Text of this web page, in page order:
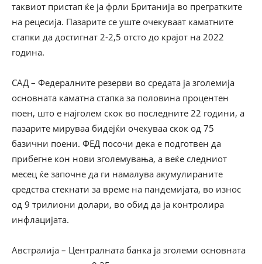
таквиот пристап ќе ја фрли Британија во прегратките
на рецесија. Пазарите се уште очекуваат каматните
стапки да достигнат 2-2,5 отсто до крајот на 2022
година.
САД – Федералните резерви во средата ја зголемија
основната каматна стапка за половина процентен
поен, што е најголем скок во последните 22 години, а
пазарите мируваа бидејќи очекуваа скок од 75
базични поени. ФЕД посочи дека е подготвен да
прибегне кон нови зголемувања, а веќе следниот
месец ќе започне да ги намалува акумулираните
средства стекнати за време на пандемијата, во износ
од 9 трилиони долари, во обид да ја контролира
инфлацијата.
Австралија – Централната банка ја зголеми основната